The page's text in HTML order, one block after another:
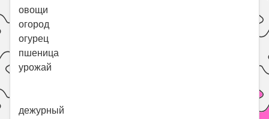
овощи
огород
огурец
пшеница
урожай
дежурный